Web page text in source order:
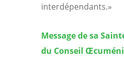
interdépendants.»
Message de sa
du Conseil